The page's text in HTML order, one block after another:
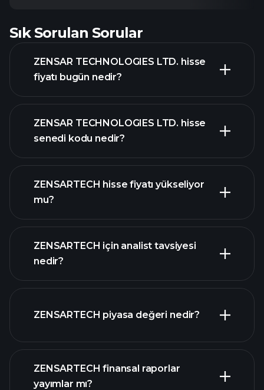
Sık Sorulan Sorular
ZENSAR TECHNOLOGIES LTD. hisse
fiyatı bugün nedir?
gelişmiş grafik
ZENSAR TECHNOLOGIES LTD. hisse
senedi kodu nedir?
ZENSARTECH hisse fiyatı yükseliyor
mu?
ZENSARTECH grafik
ZENSARTECH için analist tavsiyesi
nedir?
ZENSARTECH piyasa değeri nedir?
ZENSARTECH finansal raporlar
yayımlar mı?